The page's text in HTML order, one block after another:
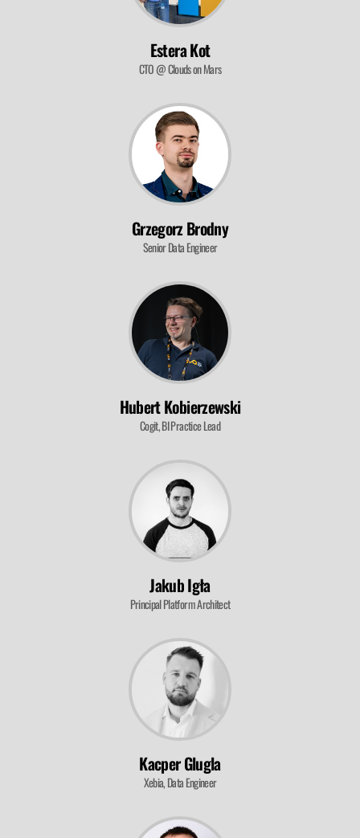
KRZYSZTOF BUREJZA MARIUSZ WIECHA
Estera Kot
CTO @ Clouds on Mars
Grzegorz Brodny
Senior Data Engineer
Hubert Kobierzewski
Cogit, BI Practice Lead
Jakub Igła
Principal Platform Architect
Kacper Glugla
Xebia, Data Engineer